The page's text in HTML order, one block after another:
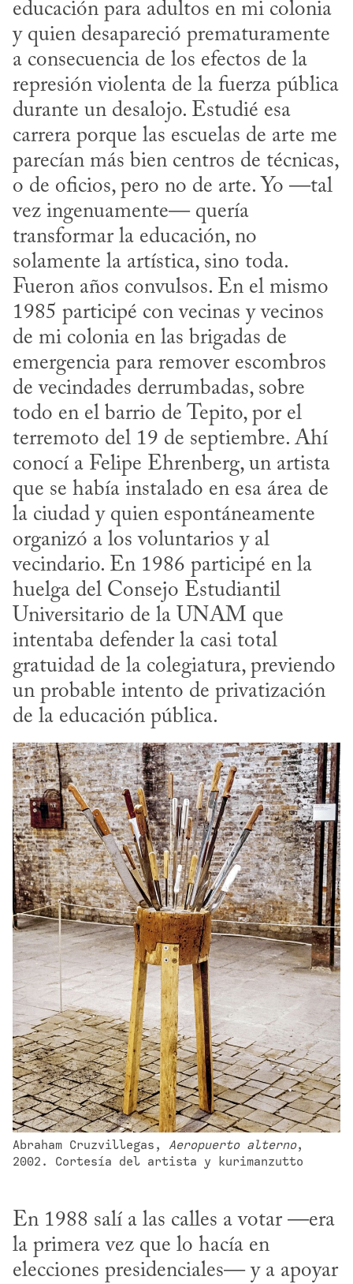
educación para adultos en mi colonia
y quien desapareció prematuramente
a consecuencia de los efectos de la
represión violenta de la fuerza pública
durante un desalojo. Estudié esa
carrera porque las escuelas de arte me
parecían más bien centros de técnicas,
o de oficios, pero no de arte. Yo —tal
vez ingenuamente— quería
transformar la educación, no
solamente la artística, sino toda.
Fueron años convulsos. En el mismo
1985 participé con vecinas y vecinos
de mi colonia en las brigadas de
emergencia para remover escombros
de vecindades derrumbadas, sobre
todo en el barrio de Tepito, por el
terremoto del 19 de septiembre. Ahí
conocí a Felipe Ehrenberg, un artista
que se había instalado en esa área de
la ciudad y quien espontáneamente
organizó a los voluntarios y al
vecindario. En 1986 participé en la
huelga del Consejo Estudiantil
Universitario de la UNAM que
intentaba defender la casi total
gratuidad de la colegiatura, previendo
un probable intento de privatización
de la educación pública.
Abraham Cruzvillegas, Aeropuerto alterno,
2002. Cortesía del artista y kurimanzutto
En 1988 salí a las calles a votar —era
la primera vez que lo hacía en
elecciones presidenciales— y a apoyar